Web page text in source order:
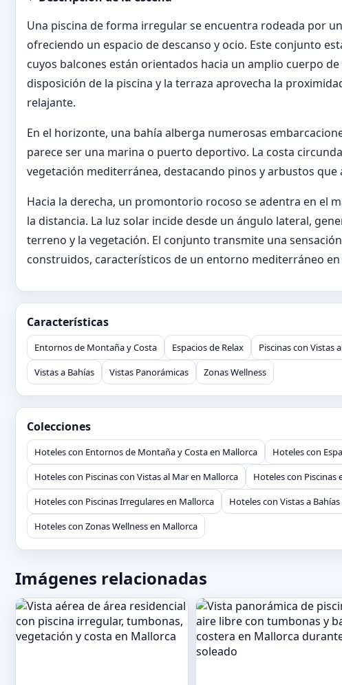
Una piscina de forma irregular se encuentra rodeada por
ofreciendo un espacio de descanso y ocio. Este conjunto
cuyos balcones están orientados hacia un amplio cuerpo
disposición de la piscina y la terraza aprovecha la
relajante.
En el horizonte, una bahía alberga numerosas
parece ser una marina o puerto deportivo. La costa
vegetación mediterránea, destacando pinos y arbustos
Hacia la derecha, un promontorio rocoso se adentra en el
la distancia. La luz solar incide desde un ángulo lateral,
terreno y la vegetación. El conjunto transmite una
construidos, característicos de un entorno mediterráneo
Características
Entornos de Montaña y Costa Espacios de Relax Piscinas con Vistas
Vistas a Bahías
Vistas Panorámicas Zonas Wellness
Colecciones
Hoteles con Entornos de Montaña y Costa en Mallorca
Hoteles con
Hoteles con Piscinas con Vistas al Mar en Mallorca
Hoteles con Piscinas
Hoteles con Piscinas Irregulares en Mallorca
Hoteles con Vistas a
Hoteles con Zonas Wellness en Mallorca
Imágenes relacionadas